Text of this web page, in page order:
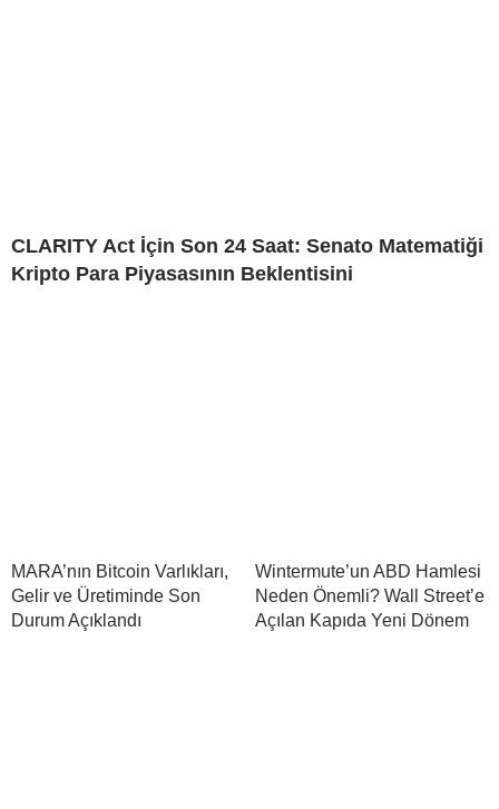
CLARITY Act İçin Son 24 Saat: Senato Matematiği
Kripto Para Piyasasının Beklentisini
MARA’nın Bitcoin Varlıkları,
Gelir ve Üretiminde Son
Durum Açıklandı
Wintermute’un ABD Hamlesi
Neden Önemli? Wall Street’e
Açılan Kapıda Yeni Dönem